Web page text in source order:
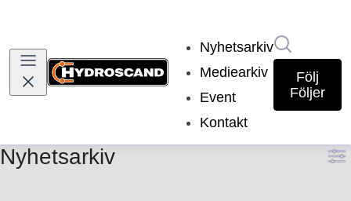
Nyhetsarkiv
Mediearkiv
Event
Kontakt
Följ
Följer
Nyhetsarkiv